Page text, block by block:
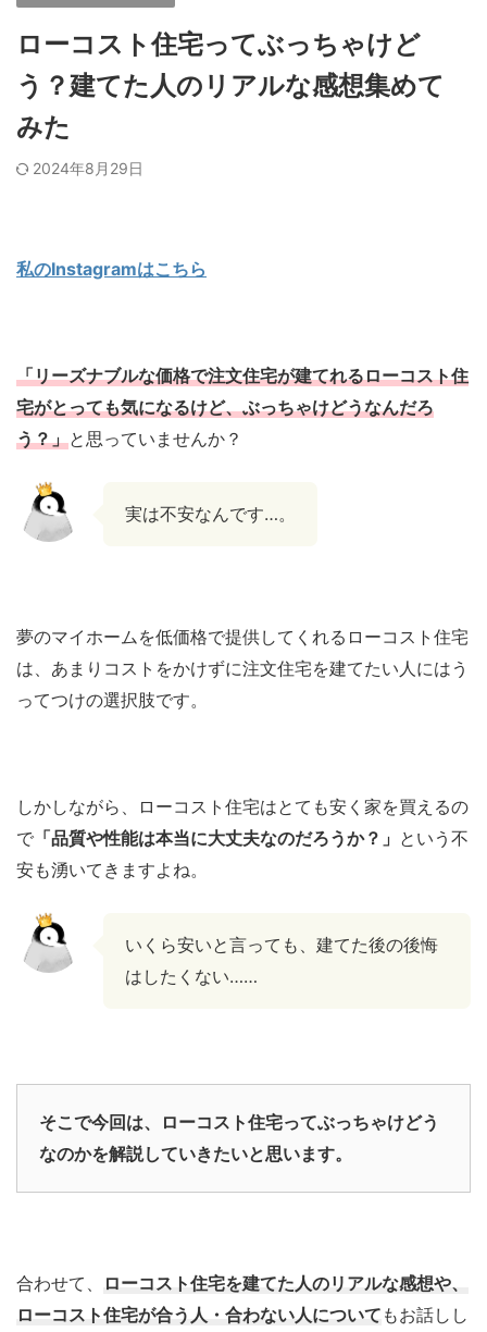
ローコスト住宅ってぶっちゃけど
う？建てた人のリアルな感想集めて
みた
2024年8月29日
私のInstagramはこちら
「リーズナブルな価格で注文住宅が建てれるローコスト住
宅がとっても気になるけど、ぶっちゃけどうなんだろ
う？」と思っていませんか？
実は不安なんです…。
夢のマイホームを低価格で提供してくれるローコスト住宅
は、あまりコストをかけずに注文住宅を建てたい人にはう
ってつけの選択肢です。
しかしながら、ローコスト住宅はとても安く家を買えるの
で 「品質や性能は本当に大丈夫なのだろうか？」 という不
安も湧いてきますよね。
いくら安いと言っても、建てた後の後悔
はしたくない……
そこで今回は、ローコスト住宅ってぶっちゃけどう
なのかを解説していきたいと思います。
合わせて、
ローコスト住宅を建てた人のリアルな感想や、
ローコスト住宅が合う人・合わない人について もお話しし